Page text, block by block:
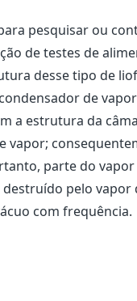
pesquisar ou
de testes de
desse tipo de
de
a estrutura da
vapor;
parte do
pelo
com frequência.